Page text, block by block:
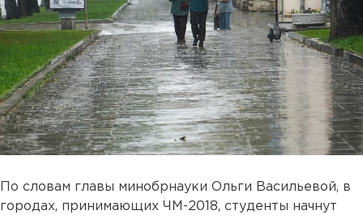
По словам главы минобрнауки Ольги Васильевой, в
городах, принимающих ЧМ-2018, студенты начнут